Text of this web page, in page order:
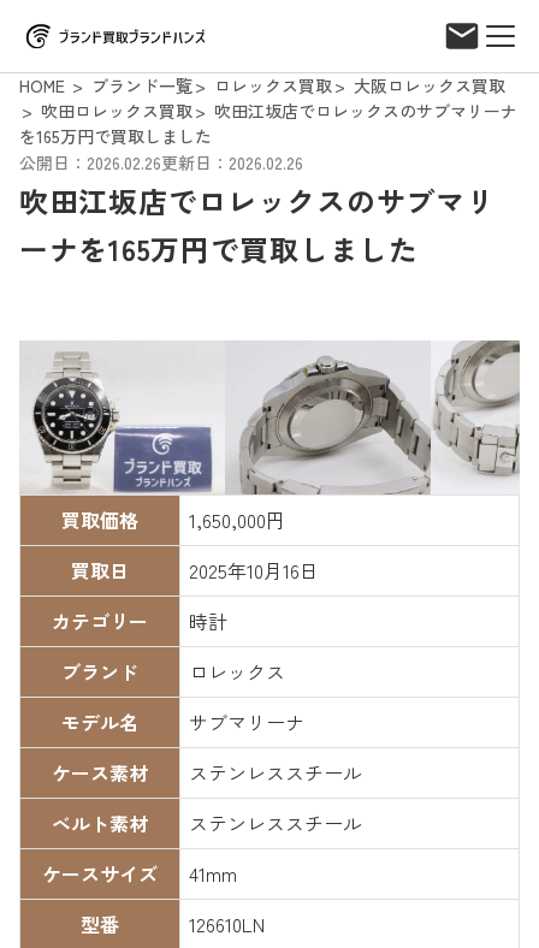
HOME ブランド一覧 ロレックス買取
大阪ロレックス買取
吹田ロレックス買取
吹田江坂店でロレックスのサブマリーナ
を165万円で買取しました
公開日：2026.02.26更新日：2026.02.26
吹田江坂店でロレックスのサブマリ
ーナを165万円で買取しました
買取価格
1,650,000円
買取日
2025年10月16日
カテゴリー
時計
ブランド
ロレックス
モデル名
サブマリーナ
ケース素材
ステンレススチール
ベルト素材
ステンレススチール
ケースサイズ
41mm
型番
126610LN